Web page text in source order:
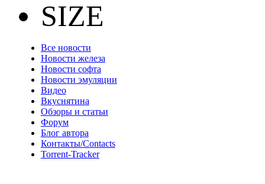
Все новости
Новости железа
Новости софта
Новости эмуляции
Видео
Вкуснятина
Обзоры и статьи
Форум
Блог автора
Контакты/Contacts
Torrent-Tracker